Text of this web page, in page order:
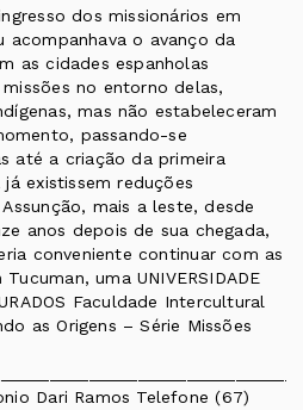
dos missionários em
acompanhava o avanço da
as cidades espanholas
no entorno delas,
mas não estabeleceram
passando-se
até a criação da primeira
existissem reduções
mais a leste, desde
anos depois de sua chegada,
conveniente continuar com as
uma UNIVERSIDADE
Faculdade Intercultural
as Origens – Série Missões
Dari Ramos Telefone (67)